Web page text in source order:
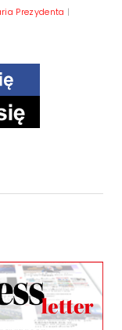
Prezydenta |